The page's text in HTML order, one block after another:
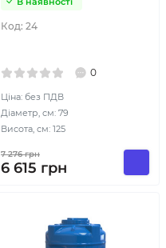
Код: 24
0
Ціна: без ПДВ
Діаметр, см: 79
Висота, см: 125
7 276грн
6 615 грн